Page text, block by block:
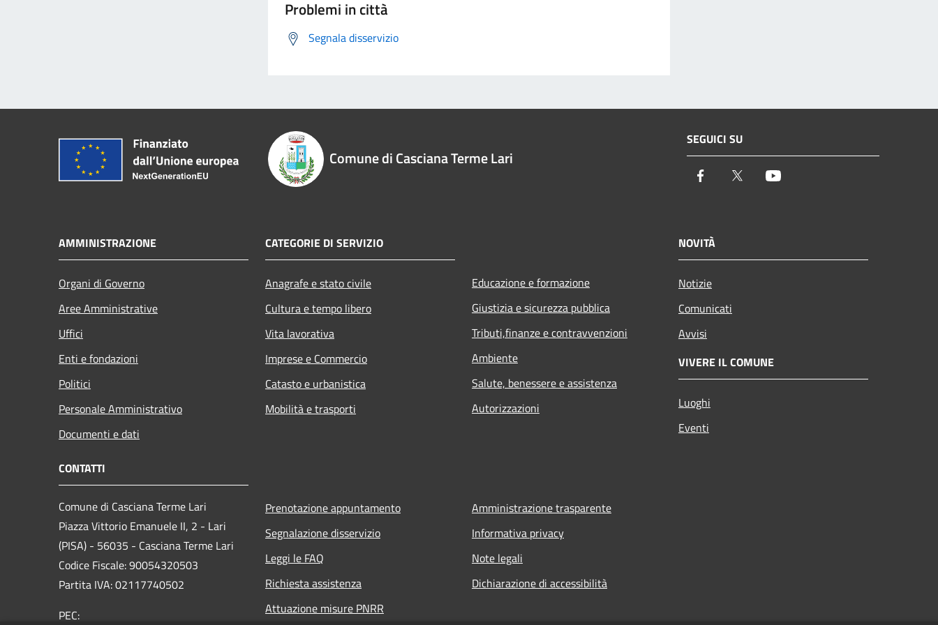
Problemi in città
Segnala disservizio
Comune di Casciana Terme Lari
SEGUICI SU
Facebook Twitter
AMMINISTRAZIONE
Organi di Governo
Aree Amministrative
Uffici
Enti e fondazioni
Politici
Personale Amministrativo
Documenti e dati
CATEGORIE DI SERVIZIO
Anagrafe e stato civile
Cultura e tempo libero
Vita lavorativa
Imprese e Commercio
Catasto e urbanistica
Mobilità e trasporti
Educazione e formazione
Giustizia e sicurezza pubblica
Tributi,finanze e contravvenzioni
Ambiente
Salute, benessere e assistenza
Autorizzazioni
NOVITÀ
Notizie
Comunicati
Avvisi
VIVERE IL COMUNE
Luoghi
Eventi
CONTATTI
Comune di Casciana Terme Lari
Piazza Vittorio Emanuele II, 2 - Lari
(PISA) - 56035 - Casciana Terme Lari
Codice Fiscale: 90054320503
Partita IVA: 02117740502
PEC:
Prenotazione appuntamento
Segnalazione disservizio
Leggi le FAQ
Richiesta assistenza
Attuazione misure PNRR
Amministrazione trasparente
Informativa privacy
Note legali
Dichiarazione di accessibilità